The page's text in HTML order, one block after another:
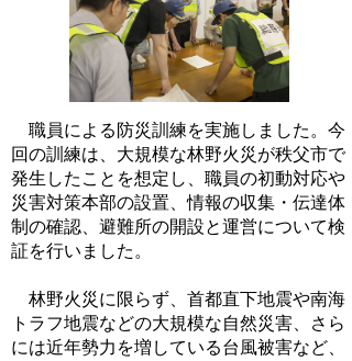
職員による防災訓練を実施しました。今
回の訓練は、大規模な林野火災が秩父市で
発生したことを想定し、職員の初動対応や
災害対策本部の設置、情報の収集・伝達体
制の確認、避難所の開設と運営について検
証を行いました。
林野火災に限らず、首都直下地震や南海
トラフ地震などの大規模な自然災害、さら
には近年勢力を増している台風被害など、